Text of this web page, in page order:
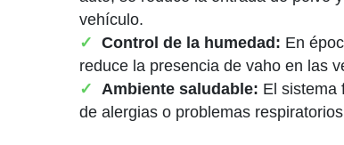
vehículo.
Control de la humedad: En
reduce la presencia de vaho en las
Ambiente saludable: El sistema
de alergias o problemas